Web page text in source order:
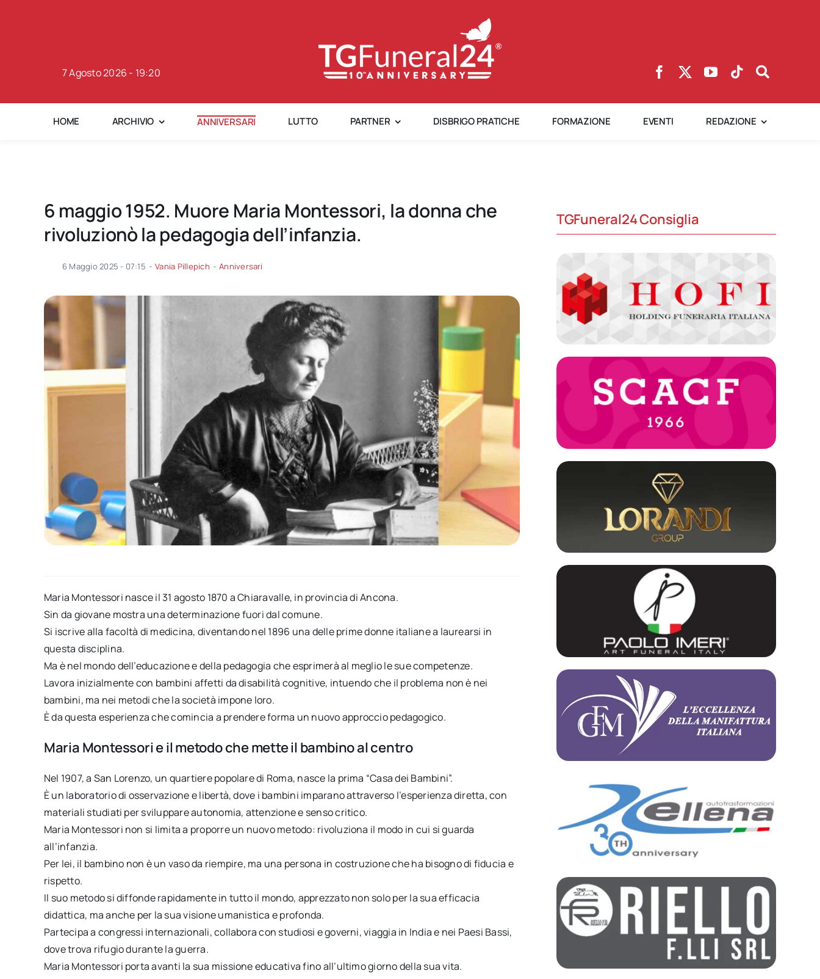
7 Agosto 2026 - 19:20
HOME ARCHIVIO ANNIVERSARI LUTTO PARTNER DISBRIGO PRATICHE FORMAZIONE EVENTI REDAZIONE
6 maggio 1952. Muore Maria Montessori, la donna che
rivoluzionò la pedagogia dell’infanzia.
6 Maggio 2025 - 07:15 - Vania Pillepich - Anniversari
Maria Montessori nasce il 31 agosto 1870 a Chiaravalle, in provincia di Ancona.
Sin da giovane mostra una determinazione fuori dal comune.
Si iscrive alla facoltà di medicina, diventando nel 1896 una delle prime donne italiane a laurearsi in
questa disciplina.
Ma è nel mondo dell’educazione e della pedagogia che esprimerà al meglio le sue competenze.
Lavora inizialmente con bambini affetti da disabilità cognitive, intuendo che il problema non è nei
bambini, ma nei metodi che la società impone loro.
È da questa esperienza che comincia a prendere forma un nuovo approccio pedagogico.
Maria Montessori e il metodo che mette il bambino al centro
Nel 1907, a San Lorenzo, un quartiere popolare di Roma, nasce la prima “Casa dei Bambini”.
È un laboratorio di osservazione e libertà, dove i bambini imparano attraverso l’esperienza diretta, con
materiali studiati per sviluppare autonomia, attenzione e senso critico.
Maria Montessori non si limita a proporre un nuovo metodo: rivoluziona il modo in cui si guarda
all’infanzia.
Per lei, il bambino non è un vaso da riempire, ma una persona in costruzione che ha bisogno di fiducia e
rispetto.
Il suo metodo si diffonde rapidamente in tutto il mondo, apprezzato non solo per la sua efficacia
didattica, ma anche per la sua visione umanistica e profonda.
Partecipa a congressi internazionali, collabora con studiosi e governi, viaggia in India e nei Paesi Bassi,
dove trova rifugio durante la guerra.
Maria Montessori porta avanti la sua missione educativa fino all’ultimo giorno della sua vita.
TGFuneral24 Consiglia